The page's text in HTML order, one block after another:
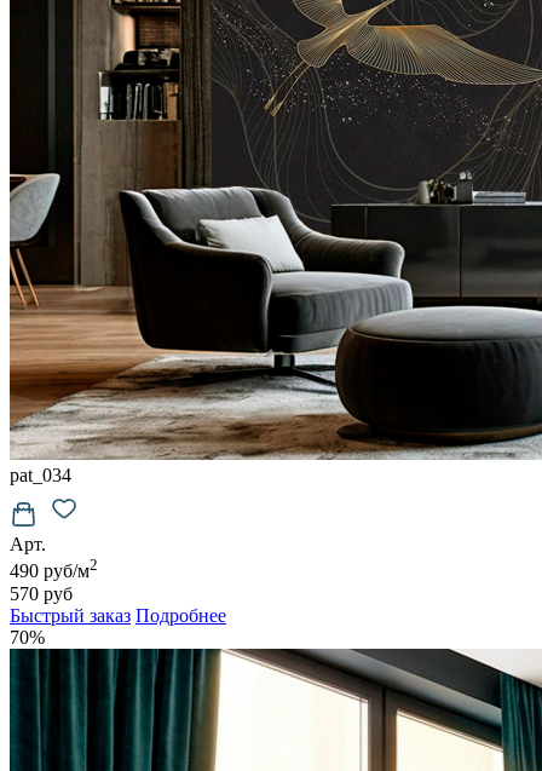
руб/м2
руб/м2
Подробнее о материалах
pat_034
Арт.
490 руб/м2
570 руб
Быстрый заказ Подробнее
70%